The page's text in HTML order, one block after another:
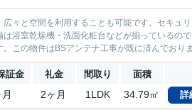
々と空間を利用することも可能です。セキュ
浴室乾燥機・洗面化粧台などが揃っているの
この物件はBSアンテナ工事が既に済んでおり
証金 礼金 間取り 面積
2ヶ月 1LDK 34.79㎡ 詳